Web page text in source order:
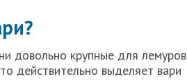
довольно крупные для лемуров
действительно выделяет вари